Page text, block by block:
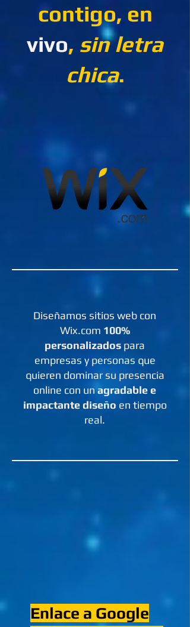
contigo, en
vivo, sin letra
chica.
Diseñamos sitios web con
Wix.com 100%
personalizados para
empresas y personas que
quieren dominar su presencia
online con un agradable e
impactante diseño en tiempo
real.
Enlace a Google